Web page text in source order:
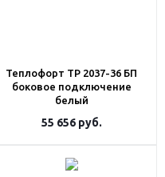
Теплофорт ТР 2037-36 БП
боковое подключение
белый
55 656руб.